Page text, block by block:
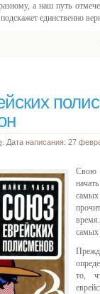
а наш путь
единственно
. Дата написания: 27
Свою
самых
то,